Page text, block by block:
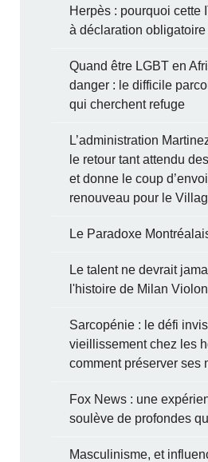
Herpès : pourquoi cette
à déclaration obligatoire
Quand être LGBT en
danger : le difficile
qui cherchent refuge
L’administration
le retour tant attendu
et donne le coup
renouveau pour le
Le Paradoxe
Le talent ne devrait
l'histoire de Milan
Sarcopénie : le défi
vieillissement chez les
comment préserver ses
Fox News : une
soulève de profondes
Masculinisme, et